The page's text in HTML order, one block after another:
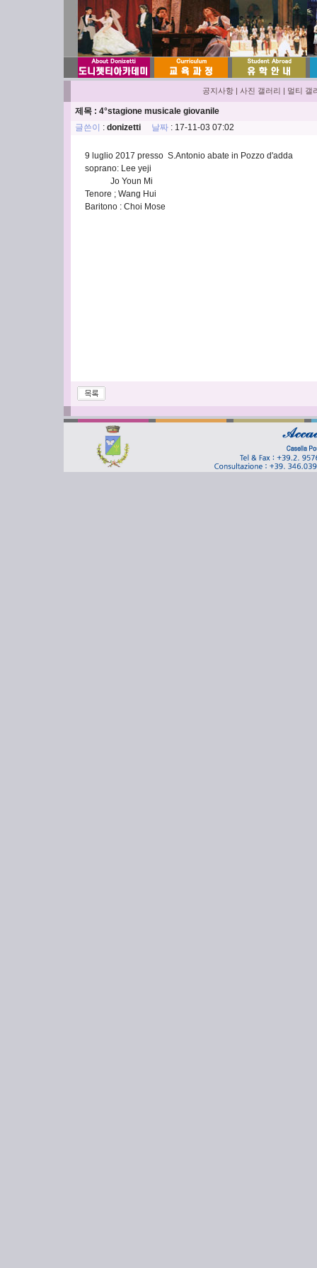
공지사항 | 사진 갤러리 | 멀티 갤
제목 : 4°stagione musicale giovanile
글쓴이
: donizetti 날짜 : 17-11-03 07:02
9 luglio 2017 presso S.Antonio abate in Pozzo d'adda
soprano: Lee yeji
Jo Youn Mi
Tenore ; Wang Hui
Baritono : Choi Mose